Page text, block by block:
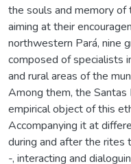
the souls and memory of
aiming at their
northwestern Pará, nine
composed of specialists
and rural areas of the
Among them, the
empirical object of this
Accompanying it at
during and after the rites
-, interacting and